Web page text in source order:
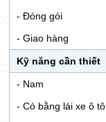
- Đóng gói
- Giao hàng
Kỹ năng cần thiết
- Nam
- Có bằng lái xe ô tô